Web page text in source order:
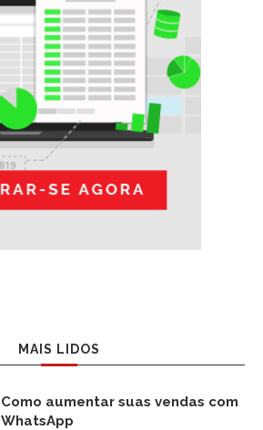
MAIS LIDOS
Como aumentar suas vendas com
WhatsApp